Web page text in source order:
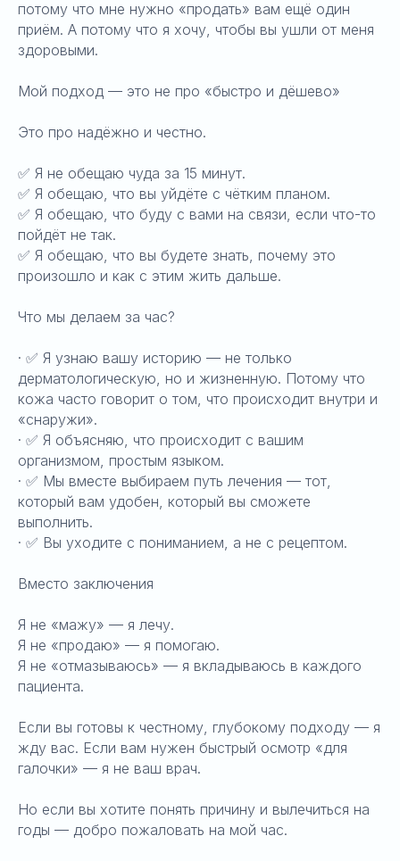
потому что мне нужно «продать» вам ещё один
приём. А потому что я хочу, чтобы вы ушли от меня
здоровыми.
Мой подход — это не про «быстро и дёшево»
Это про надёжно и честно.
✅ Я не обещаю чуда за 15 минут.
✅ Я обещаю, что вы уйдёте с чётким планом.
✅ Я обещаю, что буду с вами на связи, если что-то
пойдёт не так.
✅ Я обещаю, что вы будете знать, почему это
произошло и как с этим жить дальше.
Что мы делаем за час?
· ✅ Я узнаю вашу историю — не только
дерматологическую, но и жизненную. Потому что
кожа часто говорит о том, что происходит внутри и
«снаружи».
· ✅ Я объясняю, что происходит с вашим
организмом, простым языком.
· ✅ Мы вместе выбираем путь лечения — тот,
который вам удобен, который вы сможете
выполнить.
· ✅ Вы уходите с пониманием, а не с рецептом.
Вместо заключения
Я не «мажу» — я лечу.
Я не «продаю» — я помогаю.
Я не «отмазываюсь» — я вкладываюсь в каждого
пациента.
Если вы готовы к честному, глубокому подходу — я
жду вас. Если вам нужен быстрый осмотр «для
галочки» — я не ваш врач.
Но если вы хотите понять причину и вылечиться на
годы — добро пожаловать на мой час.